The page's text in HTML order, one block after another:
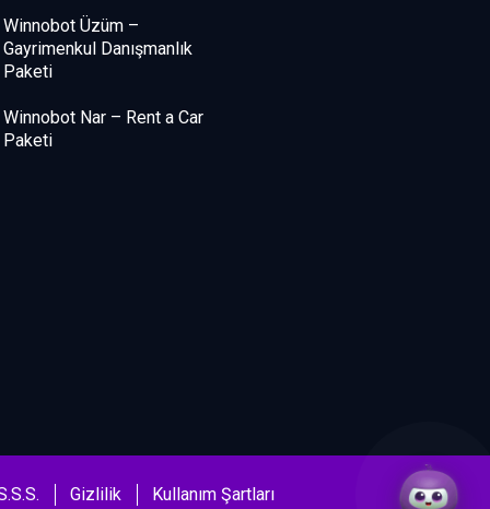
Winnobot Üzüm –
Gayrimenkul Danışmanlık
Paketi
Winnobot Nar – Rent a Car
Paketi
Gizlilik Kullanım Şartları